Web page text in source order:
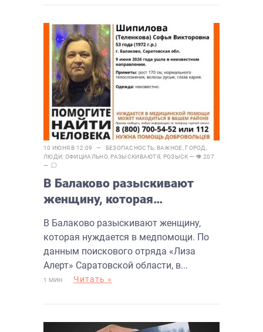
10 ИЮНЯ В 12:09 — БЕЗОПАСНОСТЬ ВАЖНОЕ ГОРОД
ЛЮДИ ОФИЦИАЛЬНО, РАЗЫСКИВАЮТЯ РОЗЫСК — 👁 207
—
В Балаково разыскивают
женщину, которая
В Балаково разыскивают женщину,
которая нуждается в медпомощи. По
данным поискового отряда «Лиза
Алерт» Саратовской области, в...
1 МИН Читать »